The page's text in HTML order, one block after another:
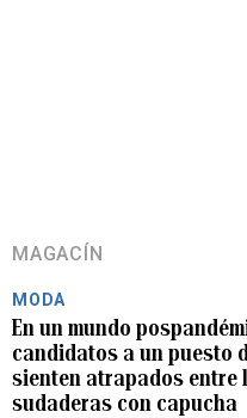
MAGACÍN
MODA
En un mundo
candidatos a un puesto
sienten atrapados entre
sudaderas con capucha